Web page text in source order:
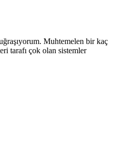
Muhtemelen bir kaç
tarafı çok olan sistemler